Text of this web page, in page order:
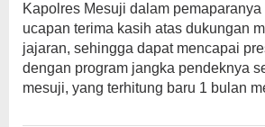
Kapolres Mesuji dalam
ucapan terima kasih atas dukungan
jajaran, sehingga dapat mencapai
dengan program jangka pendeknya
mesuji, yang terhitung baru 1 bulan